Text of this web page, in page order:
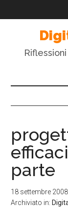
parte
18 settembre 2008
Archiviato in: